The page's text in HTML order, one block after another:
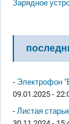
Зарядное
- Электрофон
09.01.2025 -
- Листая